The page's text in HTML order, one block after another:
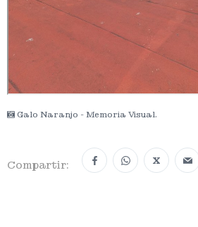
Galo Naranjo - Memoria Visual.
Compartir: X